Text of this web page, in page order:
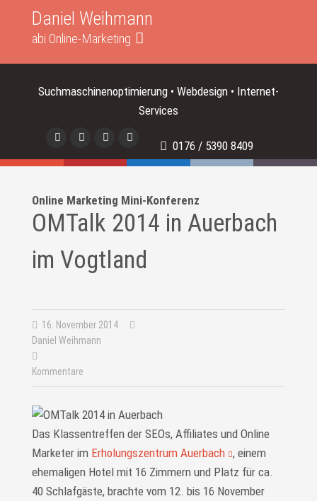
Daniel Weihmann
abi Online-Marketing
Suchmaschinenoptimierung • Webdesign • Internet-
Services
0176 / 5390 8409
Online Marketing Mini-Konferenz
OMTalk 2014 in Auerbach
im Vogtland
16. November 2014
Daniel Weihmann
Kommentare
Das Klassentreffen der SEOs, Affiliates und Online
Marketer im Erholungszentrum Auerbach , einem
ehemaligen Hotel mit 16 Zimmern und Platz für ca.
40 Schlafgäste, brachte vom 12. bis 16 November